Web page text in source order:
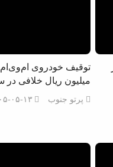
میلیون ریال خلافی
پرتو جنوب ۱۴۰۵-